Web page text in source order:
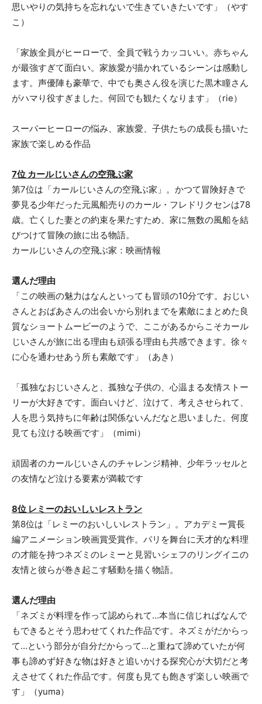
思いやりの気持ちを忘れないで生きていきたいです」（やす
こ）
「家族全員がヒーローで、全員で戦うカッコいい。赤ちゃん
が最強すぎて面白い。家族愛が描かれているシーンは感動し
ます。声優陣も豪華で、中でも奥さん役を演じた黒木瞳さん
がハマり役すぎました。何回でも観たくなります」（rie）
スーパーヒーローの悩み、家族愛、子供たちの成長も描いた
家族で楽しめる作品
7位 カールじいさんの空飛ぶ家
第7位は「カールじいさんの空飛ぶ家」。かつて冒険好きで
夢見る少年だった元風船売りのカール・フレドリクセンは78
歳。亡くした妻との約束を果たすため、家に無数の風船を結
びつけて冒険の旅に出る物語。
カールじいさんの空飛ぶ家：映画情報
選んだ理由
「この映画の魅力はなんといっても冒頭の10分です。おじい
さんとおばあさんの出会いから別れまでを素敵にまとめた良
質なショートムービーのようで、ここがあるからこそカール
じいさんが旅に出る理由も頑張る理由も共感できます。徐々
に心を通わせあう所も素敵です」（あき）
「孤独なおじいさんと、孤独な子供の、心温まる友情ストー
リーが大好きです。面白いけど、泣けて、考えさせられて、
人を思う気持ちに年齢は関係ないんだなと思いました。何度
見ても泣ける映画です」（mimi）
頑固者のカールじいさんのチャレンジ精神、少年ラッセルと
の友情など泣ける要素が満載です
8位 レミーのおいしいレストラン
第8位は「レミーのおいしいレストラン」。アカデミー賞長
編アニメーション映画賞受賞作。パリを舞台に天才的な料理
の才能を持つネズミのレミーと見習いシェフのリングイニの
友情と彼らが巻き起こす騒動を描く物語。
選んだ理由
「ネズミが料理を作って認められて…本当に信じればなんで
もできるとそう思わせてくれた作品です。ネズミがだからっ
て…という部分が自分だからって…と重ねて諦めていたが何
事も諦めず好きな物は好きと追いかける探究心が大切だと考
えさせてくれた作品です。何度も見ても飽きず楽しい映画で
す」（yuma）